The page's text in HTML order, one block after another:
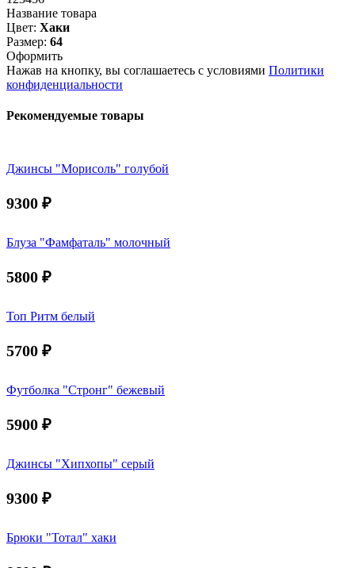
Название товара
Цвет: Хаки
Размер: 64
Оформить
Нажав на кнопку, вы соглашаетесь с условиями Политики
конфиденциальности
Рекомендуемые товары
Джинсы "Морисоль" голубой
9300 ₽
Блуза "Фамфаталь" молочный
5800 ₽
Топ Ритм белый
5700 ₽
Футболка "Стронг" бежевый
5900 ₽
Джинсы "Хипхопы" серый
9300 ₽
Брюки "Тотал" хаки